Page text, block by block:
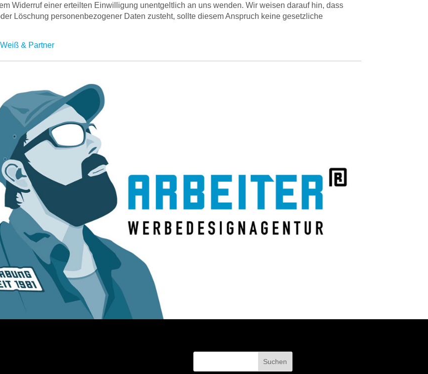
Widerruf einer erteilten Einwilligung unentgeltlich an uns wenden. Wir weisen darauf hin, dass
Löschung personenbezogener Daten zusteht, sollte diesem Anspruch keine gesetzliche
& Partner